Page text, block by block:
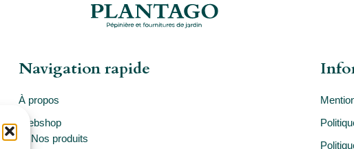
Navigation rapide
À propos
Webshop
Nos produits